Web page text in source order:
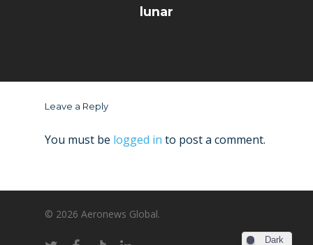
lunar
Leave a Reply
You must be logged in to post a comment.
© 2026 Aeronews Global.
Dark